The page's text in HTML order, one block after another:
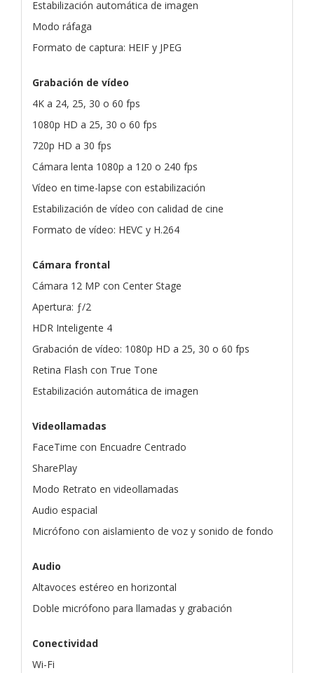
Estabilización automática de imagen
Modo ráfaga
Formato de captura: HEIF y JPEG
Grabación de vídeo
4K a 24, 25, 30 o 60 fps
1080p HD a 25, 30 o 60 fps
720p HD a 30 fps
Cámara lenta 1080p a 120 o 240 fps
Vídeo en time-lapse con estabilización
Estabilización de vídeo con calidad de cine
Formato de vídeo: HEVC y H.264
Cámara frontal
Cámara 12 MP con Center Stage
Apertura: ƒ/2
HDR Inteligente 4
Grabación de vídeo: 1080p HD a 25, 30 o 60 fps
Retina Flash con True Tone
Estabilización automática de imagen
Videollamadas
FaceTime con Encuadre Centrado
SharePlay
Modo Retrato en videollamadas
Audio espacial
Micrófono con aislamiento de voz y sonido de fondo
Audio
Altavoces estéreo en horizontal
Doble micrófono para llamadas y grabación
Conectividad
Wi-Fi